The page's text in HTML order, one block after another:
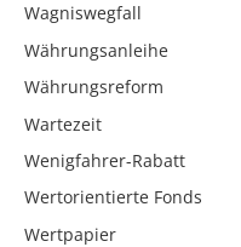
Wagniswegfall
Währungsanleihe
Währungsreform
Wartezeit
Wenigfahrer-Rabatt
Wertorientierte Fonds
Wertpapier